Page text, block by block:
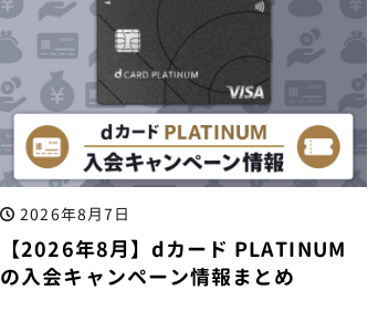
2026年8月7日
【2026年8月】dカード PLATINUM
の入会キャンペーン情報まとめ